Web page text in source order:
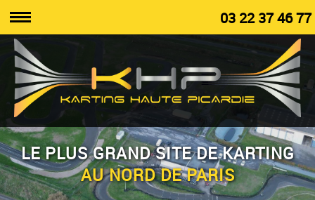
03 22 37 46 77
LE PLUS GRAND SITE DE KARTING
AU NORD DE PARIS